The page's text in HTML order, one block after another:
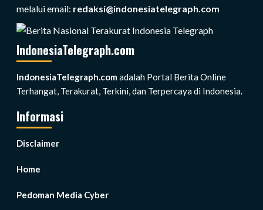
melalui email: redaksi@indonesiatelegraph.com
IndonesiaTelegraph.com
IndonesiaTelegraph.com adalah Portal Berita Online
Terhangat, Terakurat, Terkini, dan Terpercaya di Indonesia.
Informasi
Disclaimer
Home
Pedoman Media Cyber